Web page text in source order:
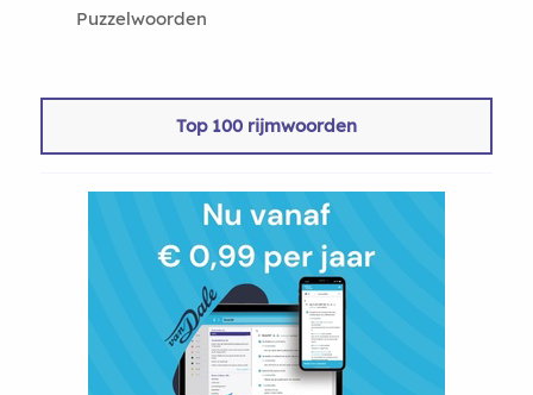
Puzzelwoorden
Top 100 rijmwoorden